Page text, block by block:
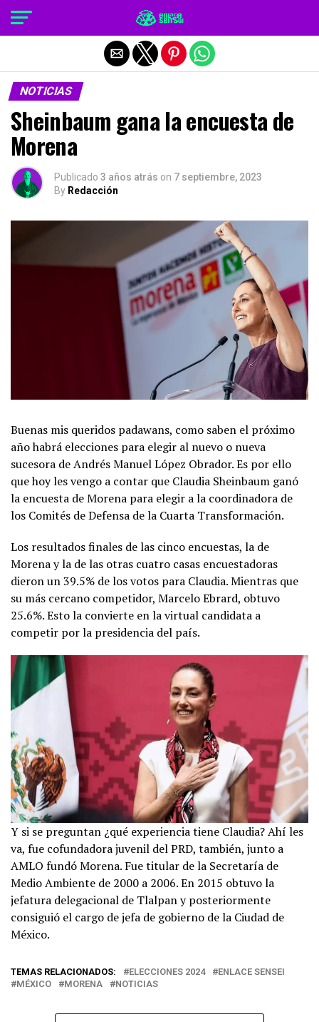
NOTICIAS
Sheinbaum gana la encuesta de
Morena
Publicado 3 años atrás on 7 septiembre, 2023
By Redacción
Buenas mis queridos padawans, como saben el próximo
año habrá elecciones para elegir al nuevo o nueva
sucesora de Andrés Manuel López Obrador. Es por ello
que hoy les vengo a contar que Claudia Sheinbaum ganó
la encuesta de Morena para elegir a la coordinadora de
los Comités de Defensa de la Cuarta Transformación.
Los resultados finales de las cinco encuestas, la de
Morena y la de las otras cuatro casas encuestadoras
dieron un 39.5% de los votos para Claudia. Mientras que
su más cercano competidor, Marcelo Ebrard, obtuvo
25.6%. Esto la convierte en la virtual candidata a
competir por la presidencia del país.
Y si se preguntan ¿qué experiencia tiene Claudia? Ahí les
va, fue cofundadora juvenil del PRD, también, junto a
AMLO fundó Morena. Fue titular de la Secretaría de
Medio Ambiente de 2000 a 2006. En 2015 obtuvo la
jefatura delegacional de Tlalpan y posteriormente
consiguió el cargo de jefa de gobierno de la Ciudad de
México.
TEMAS RELACIONADOS: ELECCIONES 2024
ENLACE SENSEI
MÉXICO
MORENA NOTICIAS
Salir de la versión móvil